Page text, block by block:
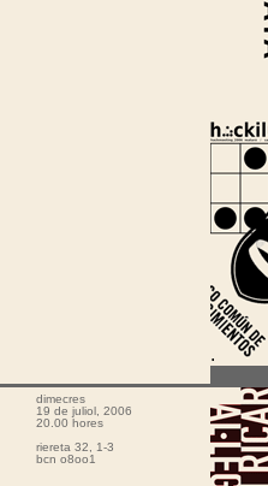
.
dimecres
19 de juliol, 2006
20.00 hores
riereta 32, 1-3
bcn o8oo1